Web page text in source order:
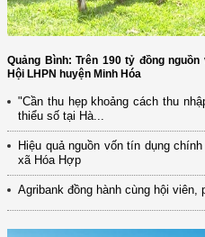
Quảng Bình: Trên 190 tỷ đồng
Hội LHPN huyện Minh Hóa
"Cần thu hẹp khoảng cách thu
thiểu số tại Hà...
Hiệu quả nguồn vốn tín dụng
xã Hóa Hợp
Agribank đồng hành cùng hội